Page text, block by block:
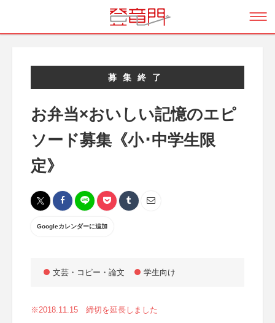
募集終了
お弁当×おいしい記憶のエピ
ソード募集《小･中学生限
定》
Googleカレンダーに追加
文芸・コピー・論文 学生向け
※2018.11.15 締切を延長しました